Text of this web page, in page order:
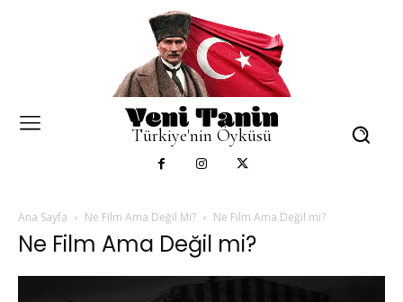
Türkiye'nin Öyküsü
Ana Sayfa Ne Film Ama Değil Mi? Ne Film Ama Değil mi?
Ne Film Ama Değil mi?